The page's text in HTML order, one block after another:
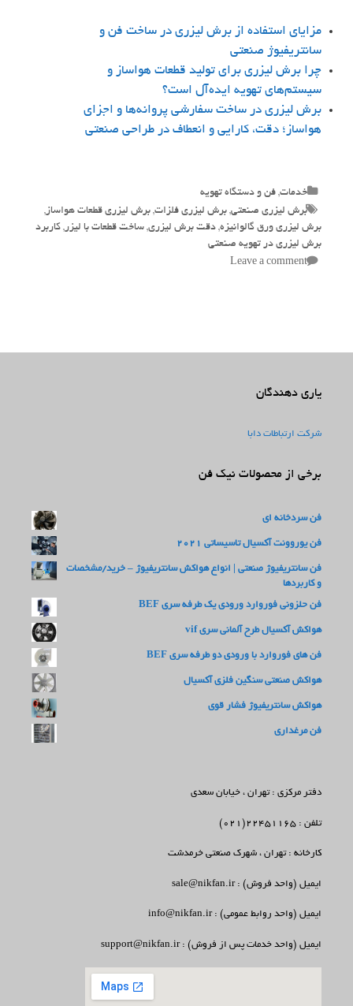
مزایای استفاده از برش لیزری در ساخت فن‌ و
سانتریفیوژ صنعتی
چرا برش لیزری برای تولید قطعات هواساز و
سیستم‌های تهویه ایده‌آل است؟
برش لیزری در ساخت سفارشی پروانه‌ها و اجزای
هواساز؛ دقت، کارایی و انعطاف در طراحی صنعتی
Categories
خدمات, فن و دستگاه تهویه
Tags
برش لیزری صنعتی, برش لیزری فلزات, برش لیزری قطعات هواساز,
برش لیزری ورق گالوانیزه, دقت برش لیزری, ساخت قطعات با لیزر, کاربرد
برش لیزری در تهویه صنعتی
Leave a comment
یاری دهندگان
شرکت ارتباطات دابا
برخی از محصولات نیک فن
فن سردخانه ای
فن یوروونت آکسیال تاسیساتی 2021
فن سانتریفیوژ صنعتی | انواع هواکش سانتریفیوژ – خرید/مشخصات
و کاربردها
فن حلزونی فوروارد ورودی یک طرفه سری BEF
هواکش آکسیال طرح آلمانی سری vif
فن های فوروارد با ورودی دو طرفه سری BEF
هواکش صنعتی سنگین فلزی آکسیال
هواکش سانتریفیوژ فشار قوی
فن مرغداری
دفتر مرکزی : تهران ، خیابان سعدی
تلفن : 22451165(021)
کارخانه : تهران ، شهرک صنعتی خرمدشت
ایمیل (واحد فروش) : sale@nikfan.ir
ایمیل (واحد روابط عمومی) : info@nikfan.ir
ایمیل (واحد خدمات پس از فروش) : support@nikfan.ir